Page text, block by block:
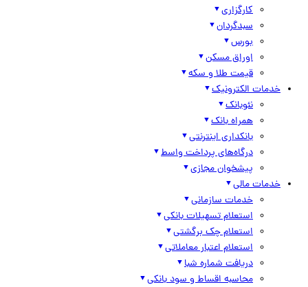
کارگزاری
سبدگردان
بورس
اوراق مسکن
قیمت طلا و سکه
خدمات الکترونیک
نئوبانک
همراه بانک
بانکداری اینترنتی
درگاه‌های پرداخت واسط
پیشخوان مجازی
خدمات مالی
خدمات سازمانی
استعلام تسهیلات بانکی
استعلام چک برگشتی
استعلام اعتبار معاملاتی
دریافت شماره شبا
محاسبه اقساط و سود بانکی